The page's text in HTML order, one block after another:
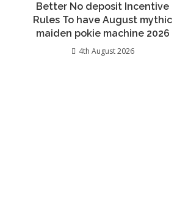
Better No deposit Incentive
Rules To have August mythic
maiden pokie machine 2026
4th August 2026